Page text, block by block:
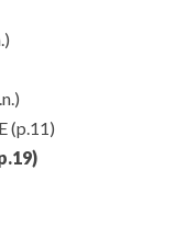
(p.11)